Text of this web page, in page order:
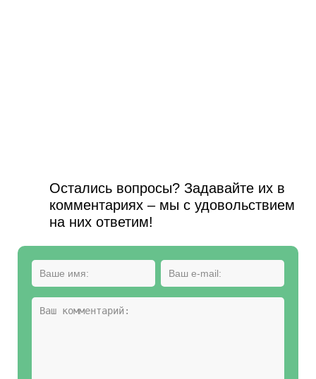
Остались вопросы? Задавайте их в
комментариях – мы с удовольствием
на них ответим!